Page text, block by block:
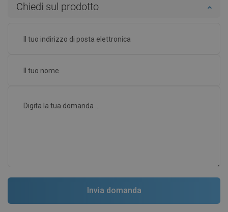
Chiedi sul prodotto